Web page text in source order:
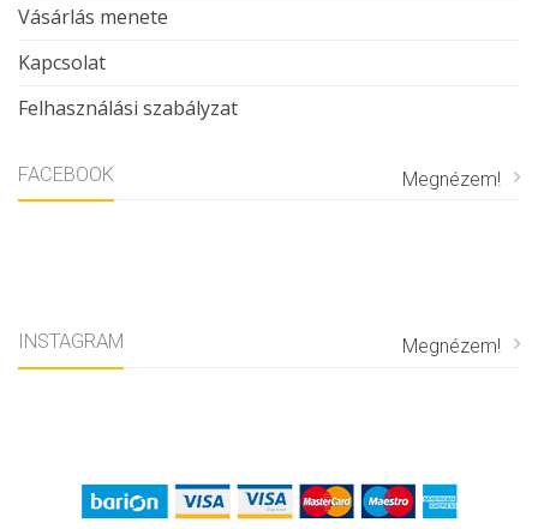
Vásárlás menete
Kapcsolat
Felhasználási szabályzat
FACEBOOK Megnézem!
INSTAGRAM Megnézem!